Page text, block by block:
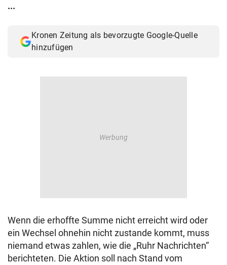
...
Kronen Zeitung als bevorzugte Google-Quelle
hinzufügen
Wenn die erhoffte Summe nicht erreicht wird oder
ein Wechsel ohnehin nicht zustande kommt, muss
niemand etwas zahlen, wie die „Ruhr Nachrichten“
berichteten. Die Aktion soll nach Stand vom